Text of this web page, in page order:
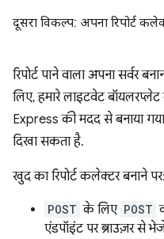
दूसरा विकल्प: अपना रिपोर्ट
रिपोर्ट पाने वाला अपना सर्वर
लिए, हमारे लाइटवेट
Express की मदद से बनाया
दिखा सकता है.
खुद का रिपोर्ट कलेक्टर बनाने पर:
POST के लिए POST
एंडपॉइंट पर ब्राउज़र से